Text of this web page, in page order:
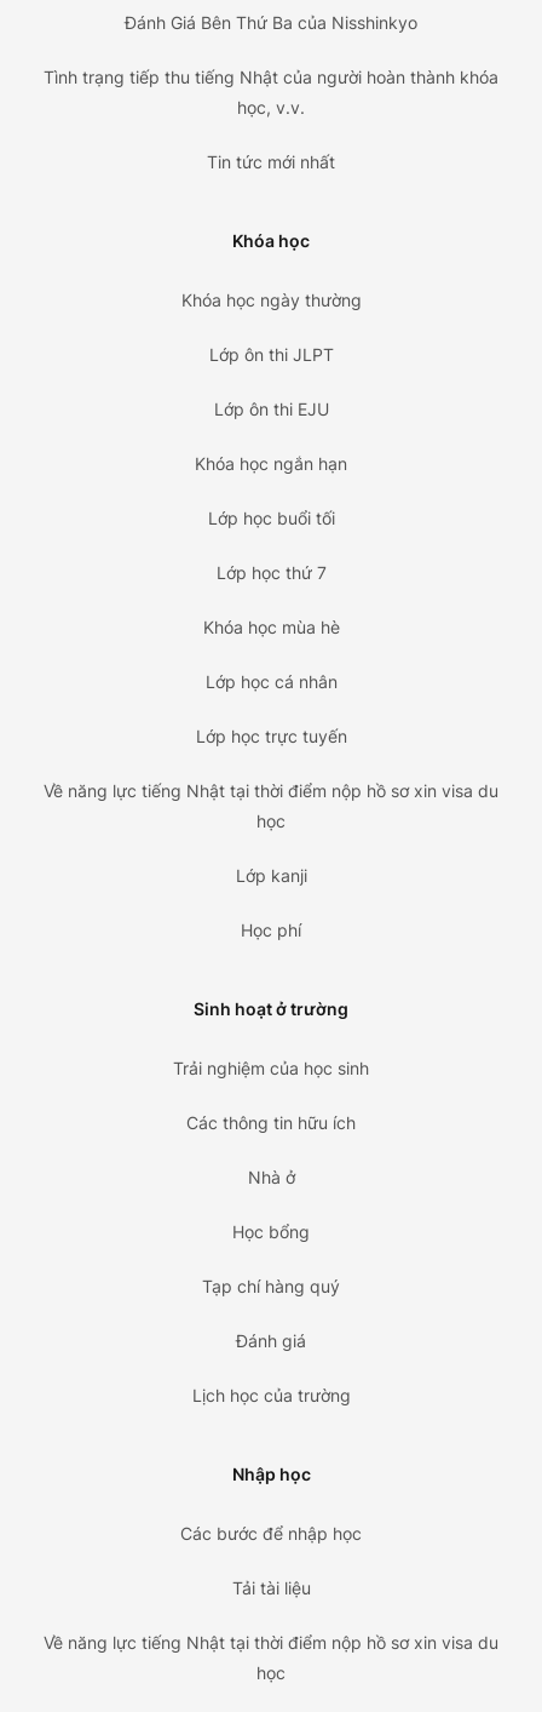
Đánh Giá Bên Thứ Ba của Nisshinkyo
Tình trạng tiếp thu tiếng Nhật của người hoàn thành khóa
học, v.v.
Tin tức mới nhất
Khóa học
Khóa học ngày thường
Lớp ôn thi JLPT
Lớp ôn thi EJU
Khóa học ngắn hạn
Lớp học buổi tối
Lớp học thứ 7
Khóa học mùa hè
Lớp học cá nhân
Lớp học trực tuyến
Về năng lực tiếng Nhật tại thời điểm nộp hồ sơ xin visa du
học
Lớp kanji
Học phí
Sinh hoạt ở trường
Trải nghiệm của học sinh
Các thông tin hữu ích
Nhà ở
Học bổng
Tạp chí hàng quý
Đánh giá
Lịch học của trường
Nhập học
Các bước để nhập học
Tải tài liệu
Về năng lực tiếng Nhật tại thời điểm nộp hồ sơ xin visa du
học